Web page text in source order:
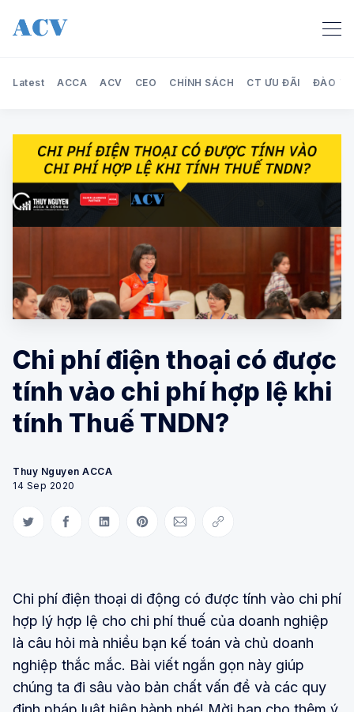
Search Audit Care Việt Nam
Latest ACCA ACV CEO CHÍNH SÁCH CT ƯU ĐÃI ĐÀO
Chi phí điện thoại có được
tính vào chi phí hợp lệ khi
tính Thuế TNDN?
Thuy Nguyen ACCA
14 Sep 2020
Share on Twitter
Share on Facebook
Share on LinkedIn
Share on Pinterest
Share via Email
Copy link
Chi phí điện thoại di động có được tính vào chi phí
hợp lý hợp lệ cho chi phí thuế của doanh nghiệp
là câu hỏi mà nhiều bạn kế toán và chủ doanh
nghiệp thắc mắc. Bài viết ngắn gọn này giúp
chúng ta đi sâu vào bản chất vấn đề và các quy